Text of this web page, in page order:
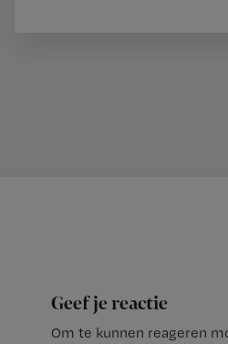
Geef je reactie
Om te kunnen reageren